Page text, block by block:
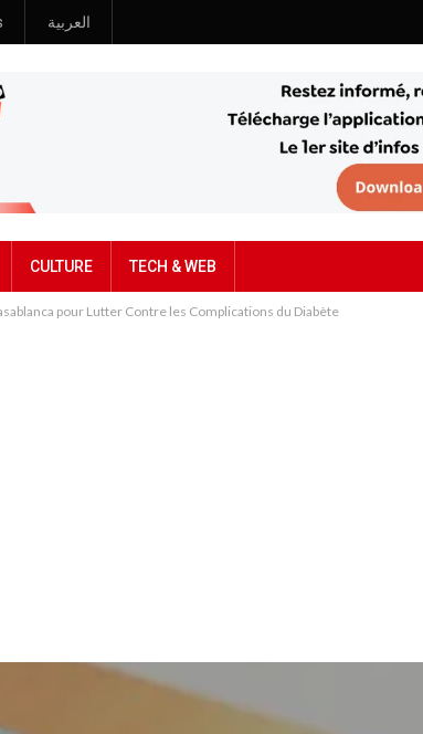
العربية
CULTURE TECH & WEB
pour Lutter Contre les Complications du Diabète